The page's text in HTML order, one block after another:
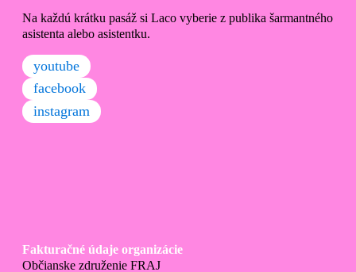
Na každú krátku pasáž si Laco vyberie z publika šarmantného
asistenta alebo asistentku.
youtube
facebook
instagram
Fakturačné údaje organizácie
Občianske združenie FRAJ